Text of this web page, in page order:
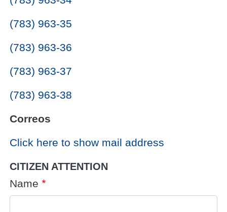
(783) 963-35
(783) 963-36
(783) 963-37
(783) 963-38
Correos
Click here to show mail address
CITIZEN ATTENTION
Name